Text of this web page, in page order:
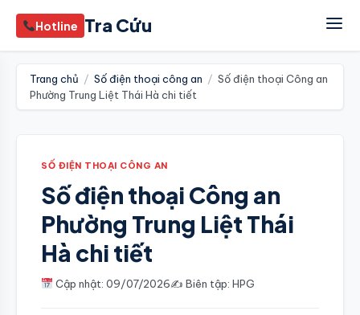
Hotline Tra Cứu
Trang chủ / Số điện thoại công an / Số điện thoại Công an
Phường Trung Liệt Thái Hà chi tiết
SỐ ĐIỆN THOẠI CÔNG AN
Số điện thoại Công an
Phường Trung Liệt Thái
Hà chi tiết
Cập nhật: 09/07/2026✍️ Biên tập: HPG